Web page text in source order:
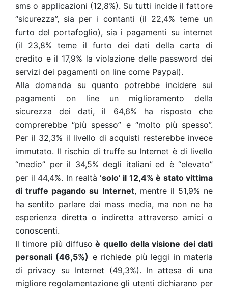
sms o applicazioni (12,8%). Su tutti incide il fattore
“sicurezza”, sia per i contanti (il 22,4% teme un
furto del portafoglio), sia i pagamenti su internet
(il 23,8% teme il furto dei dati della carta di
credito e il 17,9% la violazione delle password dei
servizi dei pagamenti on line come Paypal).
Alla domanda su quanto potrebbe incidere sui
pagamenti on line un miglioramento della
sicurezza dei dati, il 64,6% ha risposto che
comprerebbe “più spesso” e “molto più spesso”.
Per il 32,3% il livello di acquisti resterebbe invece
immutato. Il rischio di truffe su Internet è di livello
“medio” per il 34,5% degli italiani ed è “elevato”
per il 44,4%. In realtà ‘solo’ il 12,4% è stato vittima
di truffe pagando su Internet, mentre il 51,9% ne
ha sentito parlare dai mass media, ma non ne ha
esperienza diretta o indiretta attraverso amici o
conoscenti.
Il timore più diffuso è quello della visione dei dati
personali (46,5%) e richiede più leggi in materia
di privacy su Internet (49,3%). In attesa di una
migliore regolamentazione gli utenti dichiarano per